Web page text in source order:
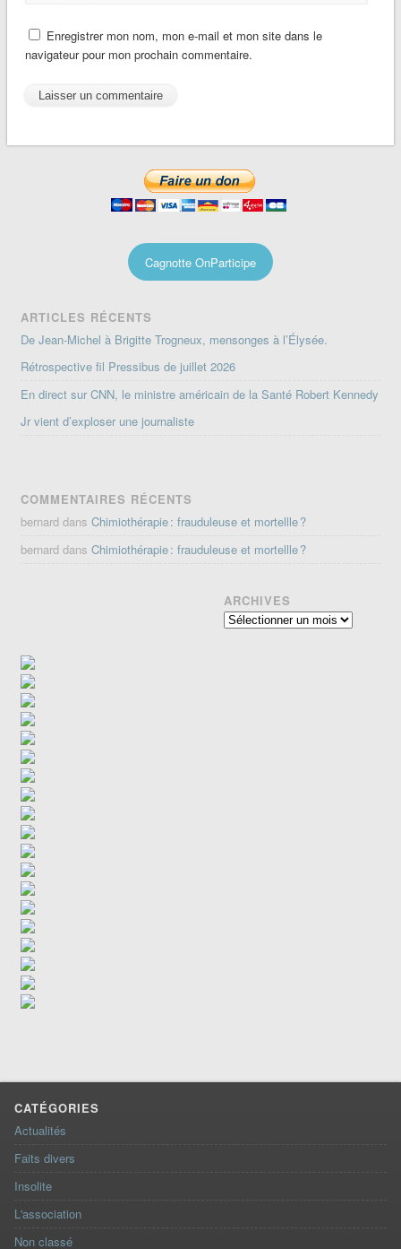
Enregistrer mon nom, mon e-mail et mon site dans le
navigateur pour mon prochain commentaire.
Cagnotte OnParticipe
ARTICLES RÉCENTS
De Jean-Michel à Brigitte Trogneux, mensonges à l’Élysée.
Rétrospective fil Pressibus de juillet 2026
En direct sur CNN, le ministre américain de la Santé Robert Kennedy
Jr vient d’exploser une journaliste
COMMENTAIRES RÉCENTS
bernard dansChimiothérapie : frauduleuse et mortellle ?
bernard dansChimiothérapie : frauduleuse et mortellle ?
ARCHIVES
Archives
CATÉGORIES
Actualités
Faits divers
Insolite
L'association
Non classé